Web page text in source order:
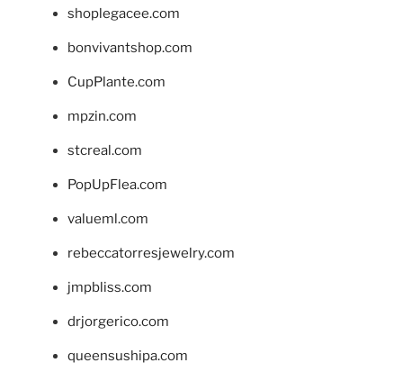
shoplegacee.com
bonvivantshop.com
CupPlante.com
mpzin.com
stcreal.com
PopUpFlea.com
valueml.com
rebeccatorresjewelry.com
jmpbliss.com
drjorgerico.com
queensushipa.com